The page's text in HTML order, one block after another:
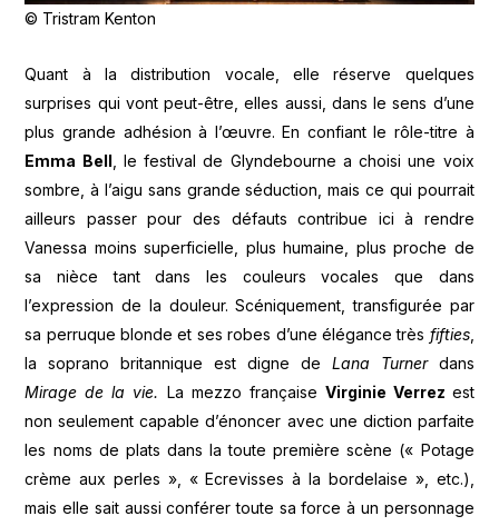
© Tristram Kenton
Quant à la distribution vocale, elle réserve quelques
surprises qui vont peut-être, elles aussi, dans le sens d’une
plus grande adhésion à l’œuvre. En confiant le rôle-titre à
Emma Bell , le festival de Glyndebourne a choisi une voix
sombre, à l’aigu sans grande séduction, mais ce qui pourrait
ailleurs passer pour des défauts contribue ici à rendre
Vanessa moins superficielle, plus humaine, plus proche de
sa nièce tant dans les couleurs vocales que dans
l’expression de la douleur. Scéniquement, transfigurée par
sa perruque blonde et ses robes d’une élégance très fifties,
la soprano britannique est digne de Lana Turnerdans
Mirage de la vie. La mezzo française Virginie Verrez est
non seulement capable d’énoncer avec une diction parfaite
les noms de plats dans la toute première scène (« Potage
crème aux perles », « Ecrevisses à la bordelaise », etc.),
mais elle sait aussi conférer toute sa force à un personnage